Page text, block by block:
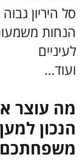
סל היריון
הנחות
לעיניים
ועוד…
מה עוצר
הנכון